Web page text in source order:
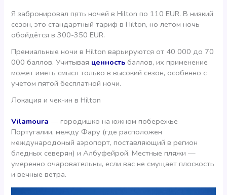
Я забронировал пять ночей в Hilton по 110 EUR. В низкий
сезон, это стандартный тариф в Hilton, но летом ночь
обойдётся в 300-350 EUR.
Премиальные ночи в Hilton варьируются от 40 000 до 70
000 баллов. Учитывая ценность баллов, их применение
может иметь смысл только в высокий сезон, особенно с
учетом пятой бесплатной ночи.
Локация и чек-ин в Hilton
Vilamoura— городишко на южном побережье
Португалии, между Фару (где расположен
международоный аэропорт, поставляющий в регион
бледных северян) и Албуфейрой. Местные пляжи —
умеренно очаровательны, если вас не смущает плоскость
и вечные ветра.